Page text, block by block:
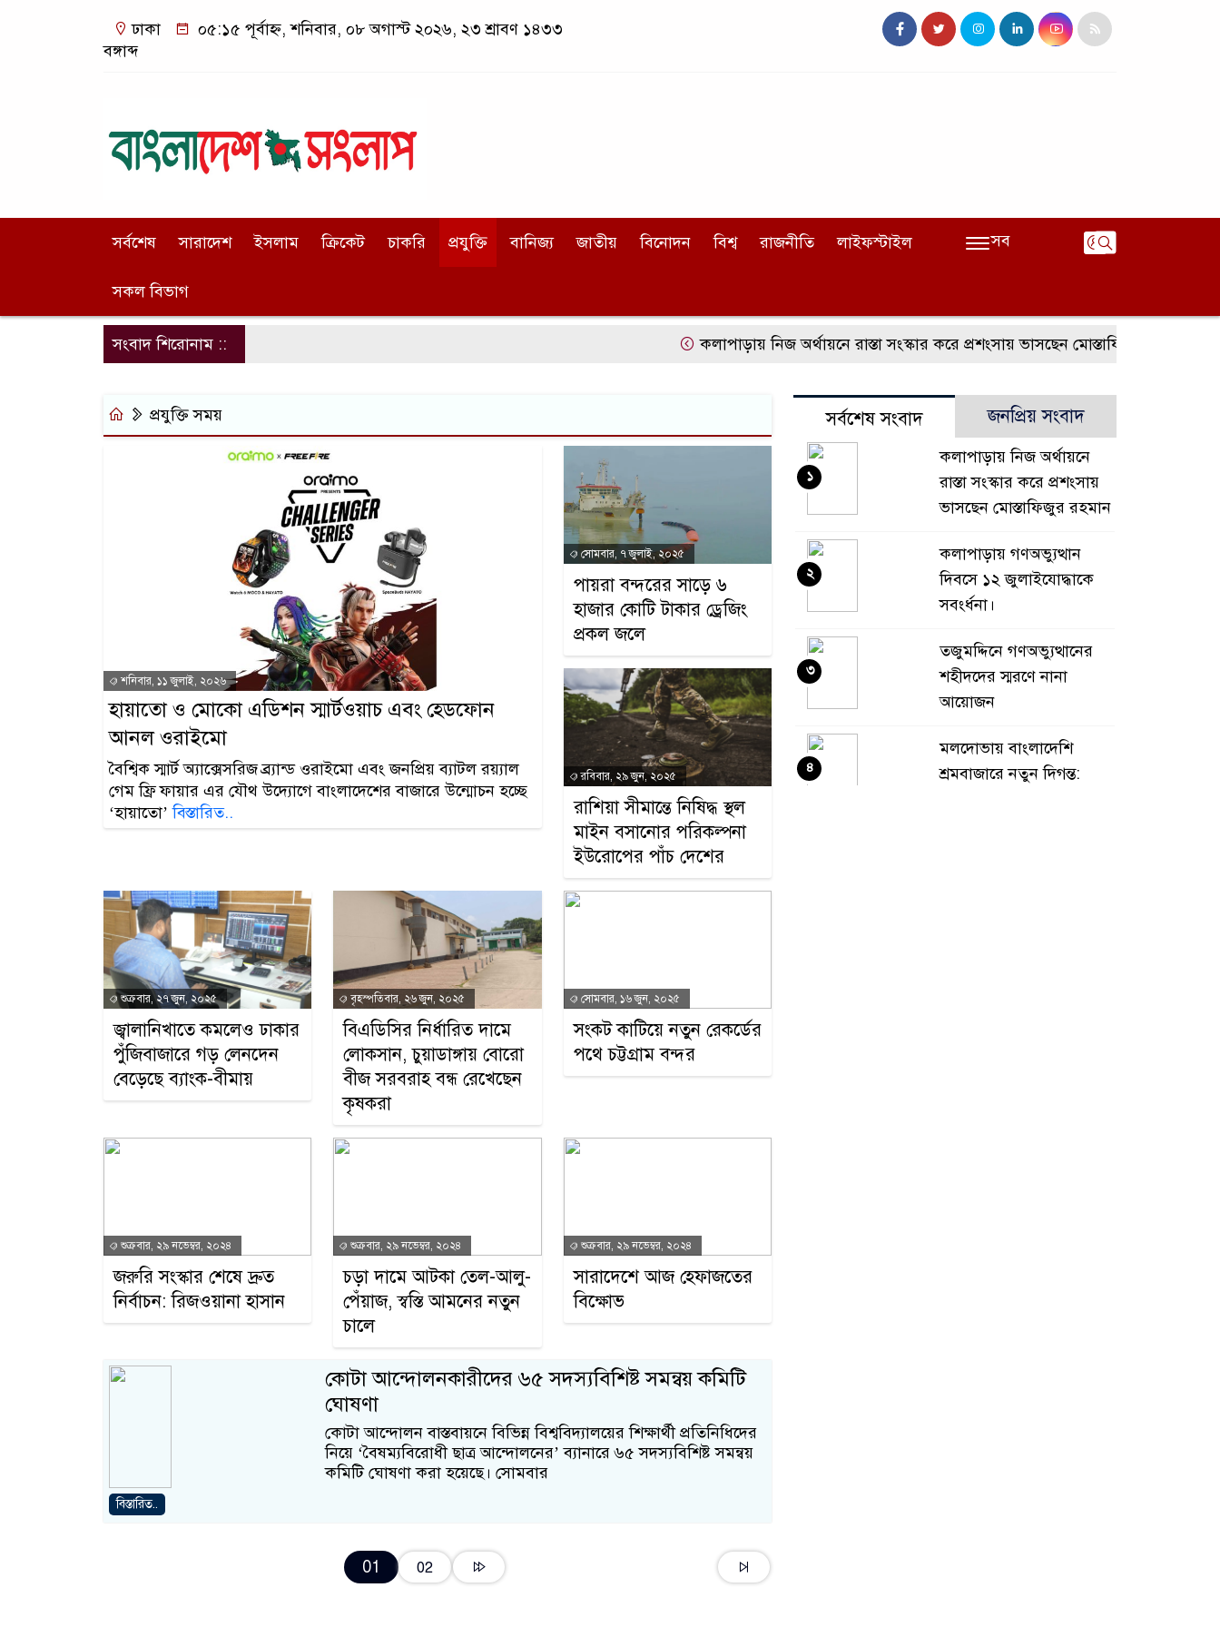
ঢাকা
০৫:১৫ পূর্বাহ্ন, শনিবার, ০৮ অগাস্ট ২০২৬, ২৩ শ্রাবণ ১৪৩৩
বঙ্গাব্দ
সর্বশেষ সারাদেশ ইসলাম ক্রিকেট চাকরি প্রযুক্তি বানিজ্য জাতীয় বিনোদন বিশ্ব রাজনীতি লাইফস্টাইল
সকল বিভাগ
সব
সংবাদ শিরোনাম :: কলাপাড়ায় নিজ অর্থায়নে রাস্তা সংস্কার করে প্রশংসায় ভাসছেন মোস্তাফিজুর রহমান
প্রযুক্তি সময়
শনিবার, ১১ জুলাই, ২০২৬
হায়াতো ও মোকো এডিশন স্মার্টওয়াচ এবং হেডফোন
আনল ওরাইমো
বৈশ্বিক স্মার্ট অ্যাক্সেসরিজ ব্র্যান্ড ওরাইমো এবং জনপ্রিয় ব্যাটল রয়্যাল
গেম ফ্রি ফায়ার এর যৌথ উদ্যোগে বাংলাদেশের বাজারে উন্মোচন হচ্ছে
‘হায়াতো’বিস্তারিত..
সোমবার, ৭ জুলাই, ২০২৫
পায়রা বন্দরের সাড়ে ৬
হাজার কোটি টাকার ড্রেজিং
প্রকল জলে
রবিবার, ২৯ জুন, ২০২৫
রাশিয়া সীমান্তে নিষিদ্ধ স্থল
মাইন বসানোর পরিকল্পনা
ইউরোপের পাঁচ দেশের
শুক্রবার, ২৭ জুন, ২০২৫
জ্বালানিখাতে কমলেও ঢাকার
পুঁজিবাজারে গড় লেনদেন
বেড়েছে ব্যাংক-বীমায়
বৃহস্পতিবার, ২৬ জুন, ২০২৫
বিএডিসির নির্ধারিত দামে
লোকসান, চুয়াডাঙ্গায় বোরো
বীজ সরবরাহ বন্ধ রেখেছেন
কৃষকরা
সোমবার, ১৬ জুন, ২০২৫
সংকট কাটিয়ে নতুন রেকর্ডের
পথে চট্টগ্রাম বন্দর
শুক্রবার, ২৯ নভেম্বর, ২০২৪
জরুরি সংস্কার শেষে দ্রুত
নির্বাচন: রিজওয়ানা হাসান
শুক্রবার, ২৯ নভেম্বর, ২০২৪
চড়া দামে আটকা তেল-আলু-
পেঁয়াজ, স্বস্তি আমনের নতুন
চালে
শুক্রবার, ২৯ নভেম্বর, ২০২৪
সারাদেশে আজ হেফাজতের
বিক্ষোভ
কোটা আন্দোলনকারীদের ৬৫ সদস্যবিশিষ্ট সমন্বয় কমিটি
ঘোষণা
কোটা আন্দোলন বাস্তবায়নে বিভিন্ন বিশ্ববিদ্যালয়ের শিক্ষার্থী প্রতিনিধিদের
নিয়ে ‘বৈষম্যবিরোধী ছাত্র আন্দোলনের’ ব্যানারে ৬৫ সদস্যবিশিষ্ট সমন্বয়
কমিটি ঘোষণা করা হয়েছে। সোমবার
বিস্তারিত..
01 02
সর্বশেষ সংবাদ জনপ্রিয় সংবাদ
কলাপাড়ায় নিজ অর্থায়নে
রাস্তা সংস্কার করে প্রশংসায়
ভাসছেন মোস্তাফিজুর রহমান
১
কলাপাড়ায় গণঅভ্যুত্থান
দিবসে ১২ জুলাইযোদ্ধাকে
সবংর্ধনা।
২
তজুমদ্দিনে গণঅভ্যুত্থানের
শহীদদের স্মরণে নানা
আয়োজন
৩
মলদোভায় বাংলাদেশি
শ্রমবাজারে নতুন দিগন্ত:
৪